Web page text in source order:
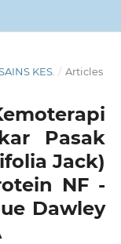
KES. / Articles
Pasak
Jack)
NF -
Dawley